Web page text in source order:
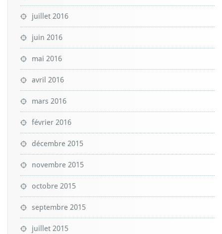
juillet 2016
juin 2016
mai 2016
avril 2016
mars 2016
février 2016
décembre 2015
novembre 2015
octobre 2015
septembre 2015
juillet 2015